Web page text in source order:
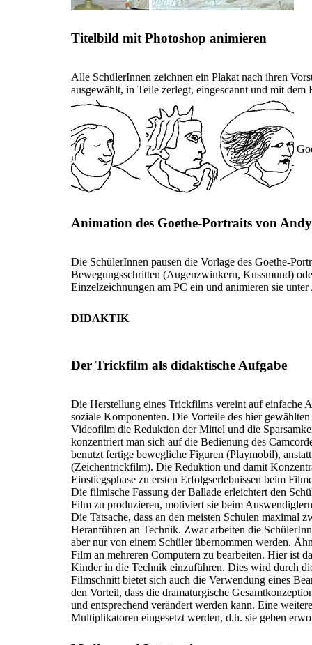
Titelbild mit Photoshop animieren
Alle SchülerInnen zeichnen ein Plakat nach ihren
ausgewählt, in Teile zerlegt, eingescannt und mit
Animation des Goethe-Portraits von
Die SchülerInnen pausen die Vorlage des Goethe-
Bewegungsschritten (Augenzwinkern, Kussmund)
Einzelzeichnungen am PC ein und animieren sie
DIDAKTIK
Der Trickfilm als didaktische Aufgabe
Die Herstellung eines Trickfilms vereint auf einfache
soziale Komponenten. Die Vorteile des hier
Videofilm die Reduktion der Mittel und die
konzentriert man sich auf die Bedienung des
benutzt fertige bewegliche Figuren (Playmobil),
(Zeichentrickfilm). Die Reduktion und damit
Einstiegsphase zu ersten Erfolgserlebnissen beim
Die filmische Fassung der Ballade erleichtert den
Film zu produzieren, motiviert sie beim
Die Tatsache, dass an den meisten Schulen maximal
Heranführen an Technik. Zwar arbeiten die
aber nur von einem Schüler übernommen werden.
Film an mehreren Computern zu bearbeiten. Hier ist
Kinder in die Technik einzuführen. Dies wird durch
Filmschnitt bietet sich auch die Verwendung eines
den Vorteil, dass die dramaturgische
und entsprechend verändert werden kann. Eine
Multiplikatoren eingesetzt werden, d.h. sie geben